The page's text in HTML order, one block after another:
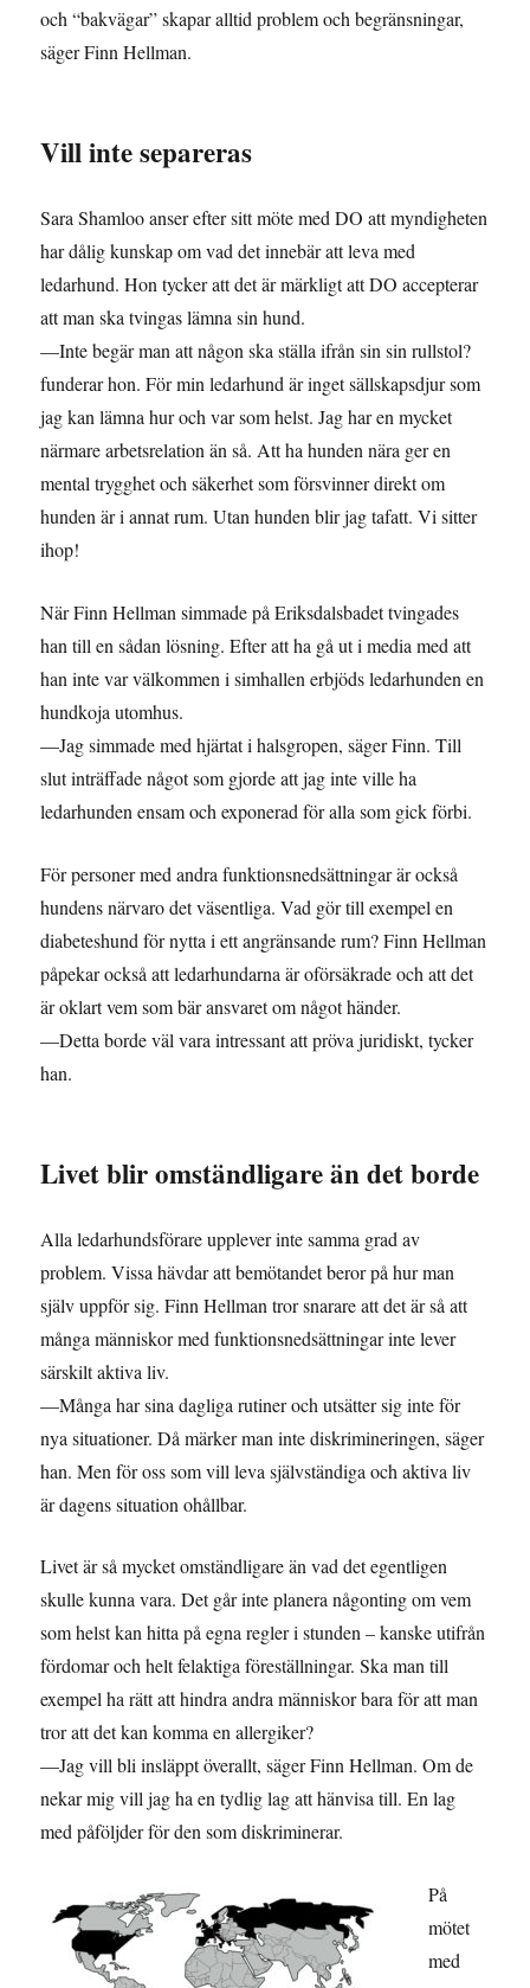
och “bakvägar” skapar alltid problem och begränsningar,
säger Finn Hellman.
Vill inte separeras
Sara Shamloo anser efter sitt möte med DO att myndigheten
har dålig kunskap om vad det innebär att leva med
ledarhund. Hon tycker att det är märkligt att DO accepterar
att man ska tvingas lämna sin hund.
—Inte begär man att någon ska ställa ifrån sin sin rullstol?
funderar hon. För min ledarhund är inget sällskapsdjur som
jag kan lämna hur och var som helst. Jag har en mycket
närmare arbetsrelation än så. Att ha hunden nära ger en
mental trygghet och säkerhet som försvinner direkt om
hunden är i annat rum. Utan hunden blir jag tafatt. Vi sitter
ihop!
När Finn Hellman simmade på Eriksdalsbadet tvingades
han till en sådan lösning. Efter att ha gå ut i media med att
han inte var välkommen i simhallen erbjöds ledarhunden en
hundkoja utomhus.
—Jag simmade med hjärtat i halsgropen, säger Finn. Till
slut inträffade något som gjorde att jag inte ville ha
ledarhunden ensam och exponerad för alla som gick förbi.
För personer med andra funktionsnedsättningar är också
hundens närvaro det väsentliga. Vad gör till exempel en
diabeteshund för nytta i ett angränsande rum? Finn Hellman
påpekar också att ledarhundarna är oförsäkrade och att det
är oklart vem som bär ansvaret om något händer.
—Detta borde väl vara intressant att pröva juridiskt, tycker
han.
Livet blir omständligare än det borde
Alla ledarhundsförare upplever inte samma grad av
problem. Vissa hävdar att bemötandet beror på hur man
själv uppför sig. Finn Hellman tror snarare att det är så att
många människor med funktionsnedsättningar inte lever
särskilt aktiva liv.
—Många har sina dagliga rutiner och utsätter sig inte för
nya situationer. Då märker man inte diskrimineringen, säger
han. Men för oss som vill leva självständiga och aktiva liv
är dagens situation ohållbar.
Livet är så mycket omständligare än vad det egentligen
skulle kunna vara. Det går inte planera någonting om vem
som helst kan hitta på egna regler i stunden – kanske utifrån
fördomar och helt felaktiga föreställningar. Ska man till
exempel ha rätt att hindra andra människor bara för att man
tror att det kan komma en allergiker?
—Jag vill bli insläppt överallt, säger Finn Hellman. Om de
nekar mig vill jag ha en tydlig lag att hänvisa till. En lag
med påföljder för den som diskriminerar.
På
mötet
med